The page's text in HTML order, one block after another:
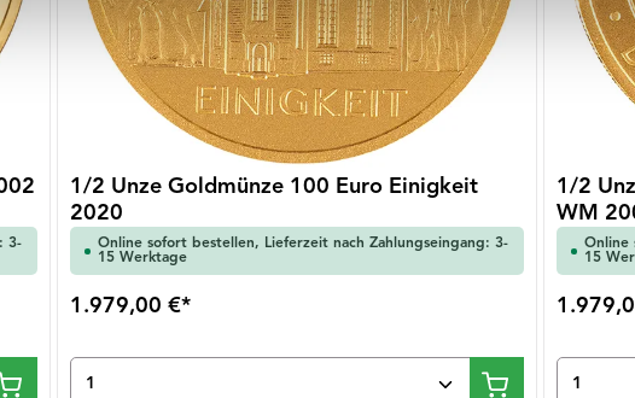
3-
Wert ein oder benutze die Schaltflächen
1/2 Unze Goldmünze 100 Euro Einigkeit
2020
Online sofort bestellen, Lieferzeit nach Zahlungseingang: 3-
15 Werktage
1.979,00 €*
Produkt Anzahl: Gib den gewünschten
1/2
WM
Online
15